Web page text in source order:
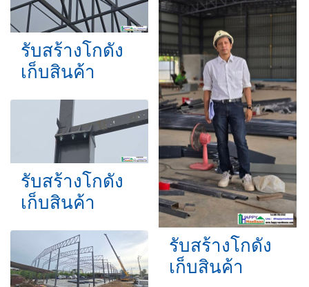
รับสร้างโกดัง
เก็บสินค้า
รับสร้างโกดัง
เก็บสินค้า
รับสร้างโกดัง
เก็บสินค้า